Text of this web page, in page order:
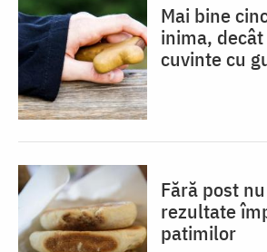
Mai bine
inima,
cuvinte cu
Fără post
rezultate
patimilor